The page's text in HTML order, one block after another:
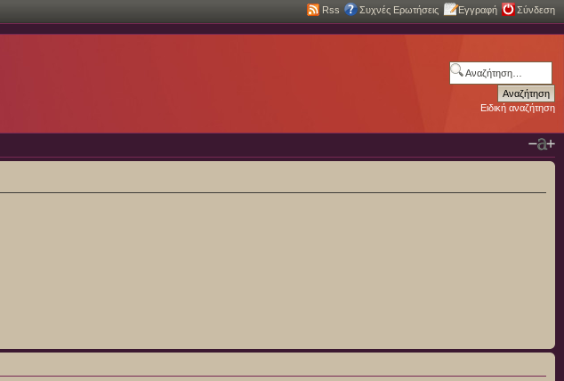
Rss Συχνές Ερωτήσεις Εγγραφή Σύνδεση
Ειδική αναζήτηση